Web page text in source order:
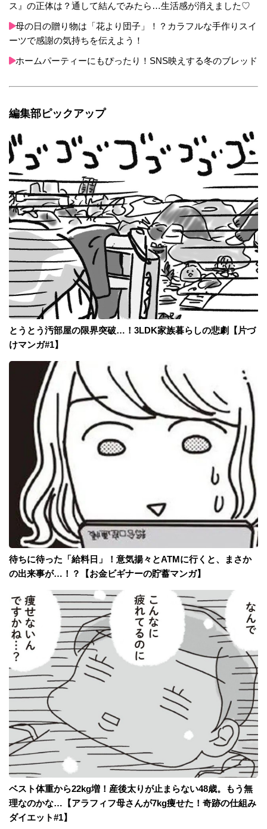
ス』の正体は？通して結んでみたら…生活感が消えました♡
母の日の贈り物は「花より団子」！？カラフルな手作りスイ
ーツで感謝の気持ちを伝えよう！
ホームパーティーにもぴったり！SNS映えする冬のブレッド
編集部ピックアップ
とうとう汚部屋の限界突破…！3LDK家族暮らしの悲劇【片づ
けマンガ#1】
待ちに待った「給料日」！意気揚々とATMに行くと、まさか
の出来事が…！？【お金ビギナーの貯蓄マンガ】
ベスト体重から22kg増！産後太りが止まらない48歳。もう無
理なのかな…【アラフィフ母さんが7kg痩せた！奇跡の仕組み
ダイエット#1】